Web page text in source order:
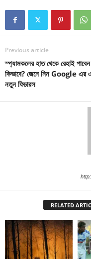
Previous article
স্প্যামকলের হাত থেকে রেহাই পাবেন
কিভাবে? জেনে নিন Google এর
নতুন ফিচারস
RELATED